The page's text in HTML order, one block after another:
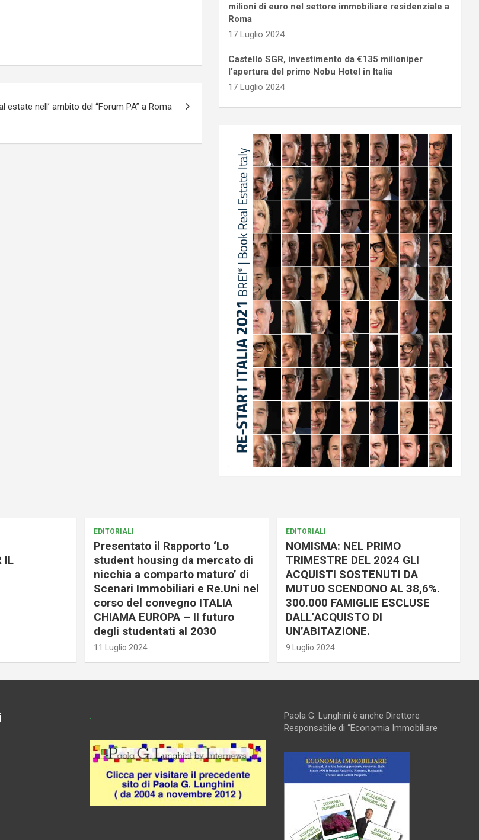
estate nell’ ambito del “Forum PA” a Roma
milioni di euro nel settore immobiliare residenziale a
Roma
17 Luglio 2024
Castello SGR, investimento da €135 milioniper
l’apertura del primo Nobu Hotel in Italia
17 Luglio 2024
IL
EDITORIALI
Presentato il Rapporto ‘Lo
student housing da mercato di
nicchia a comparto maturo’ di
Scenari Immobiliari e Re.Uni nel
corso del convegno ITALIA
CHIAMA EUROPA – Il futuro
degli studentati al 2030
11 Luglio 2024
EDITORIALI
NOMISMA: NEL PRIMO
TRIMESTRE DEL 2024 GLI
ACQUISTI SOSTENUTI DA
MUTUO SCENDONO AL 38,6%.
300.000 FAMIGLIE ESCLUSE
DALL’ACQUISTO DI
UN’ABITAZIONE.
9 Luglio 2024
.
Paola G. Lunghini è anche Direttore
Responsabile di “Economia Immobiliare